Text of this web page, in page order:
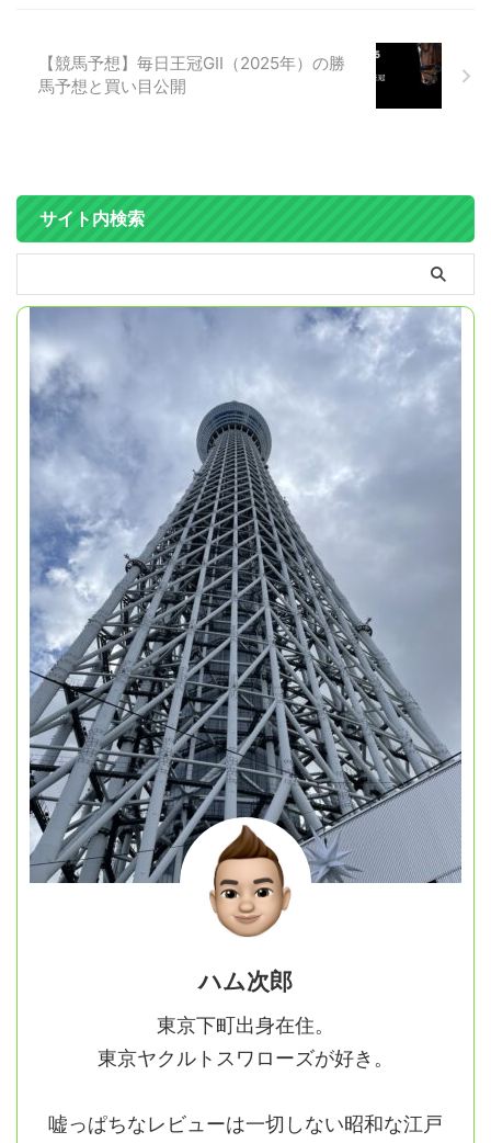
【競馬予想】毎日王冠GⅡ（2025年）の勝
馬予想と買い目公開
サイト内検索
ハム次郎
東京下町出身在住。
東京ヤクルトスワローズが好き。
嘘っぱちなレビューは一切しない昭和な江戸